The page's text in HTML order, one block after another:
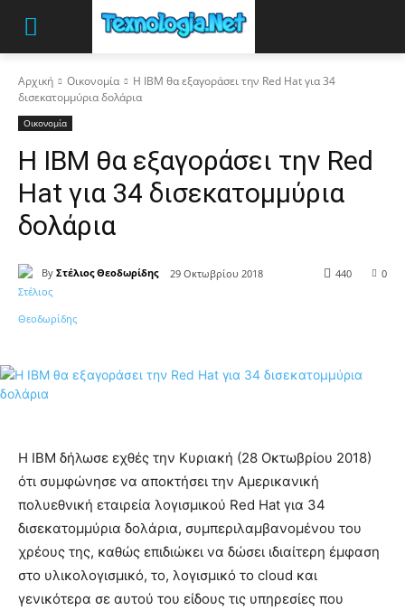
Αρχική Οικονομία
Η IBM θα εξαγοράσει την Red Hat για 34
δισεκατομμύρια δολάρια
Οικονομία
Η IBM θα εξαγοράσει την Red
Hat για 34 δισεκατομμύρια
δολάρια
By Στέλιος Θεοδωρίδης 29 Οκτωβρίου 2018 0
440
Η IBM δήλωσε εχθές την Κυριακή (28 Οκτωβρίου 2018)
ότι συμφώνησε να αποκτήσει την Αμερικανική
πολυεθνική εταιρεία λογισμικού Red Hat για 34
δισεκατομμύρια δολάρια, συμπεριλαμβανομένου του
χρέους της, καθώς επιδιώκει να δώσει ιδιαίτερη έμφαση
στο υλικολογισμικό, το, λογισμικό το cloud και
γενικότερα σε αυτού του είδους τις υπηρεσίες που